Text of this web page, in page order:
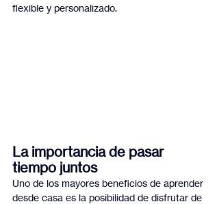
flexible y personalizado.
La importancia de pasar
tiempo juntos
Uno de los mayores beneficios de aprender
desde casa es la posibilidad de disfrutar de